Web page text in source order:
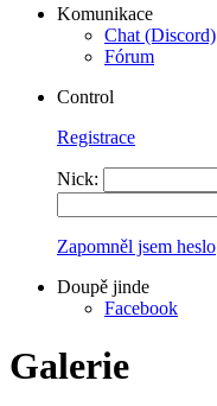
Komunikace
Chat (Discord)
Fórum
Control
Registrace
Nick:
Zapomněl jsem heslo
Doupě jinde
Facebook
Galerie